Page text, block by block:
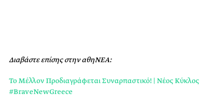
Διαβάστε επίσης στην αθηΝΕΑ:
Το Mέλλον Προδιαγράφεται Συναρπαστικό! | Nέος Κύκλος
#BraveNewGreece